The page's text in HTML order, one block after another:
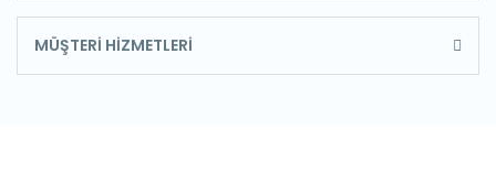
MÜŞTERİ HİZMETLERİ